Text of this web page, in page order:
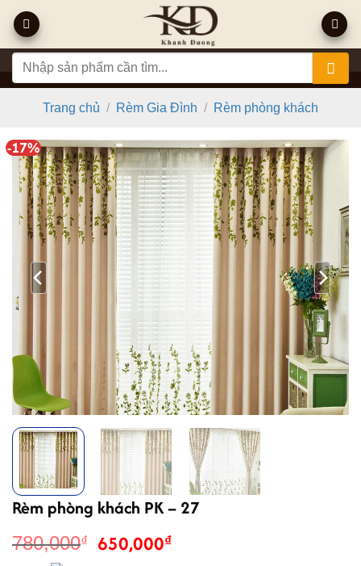
qua
nội
dung
Tìm
kiếm:
Trang chủ / Rèm Gia Đình / Rèm phòng khách
-17%
Rèm phòng khách PK – 27
780,000₫ Giá
650,000₫Giá